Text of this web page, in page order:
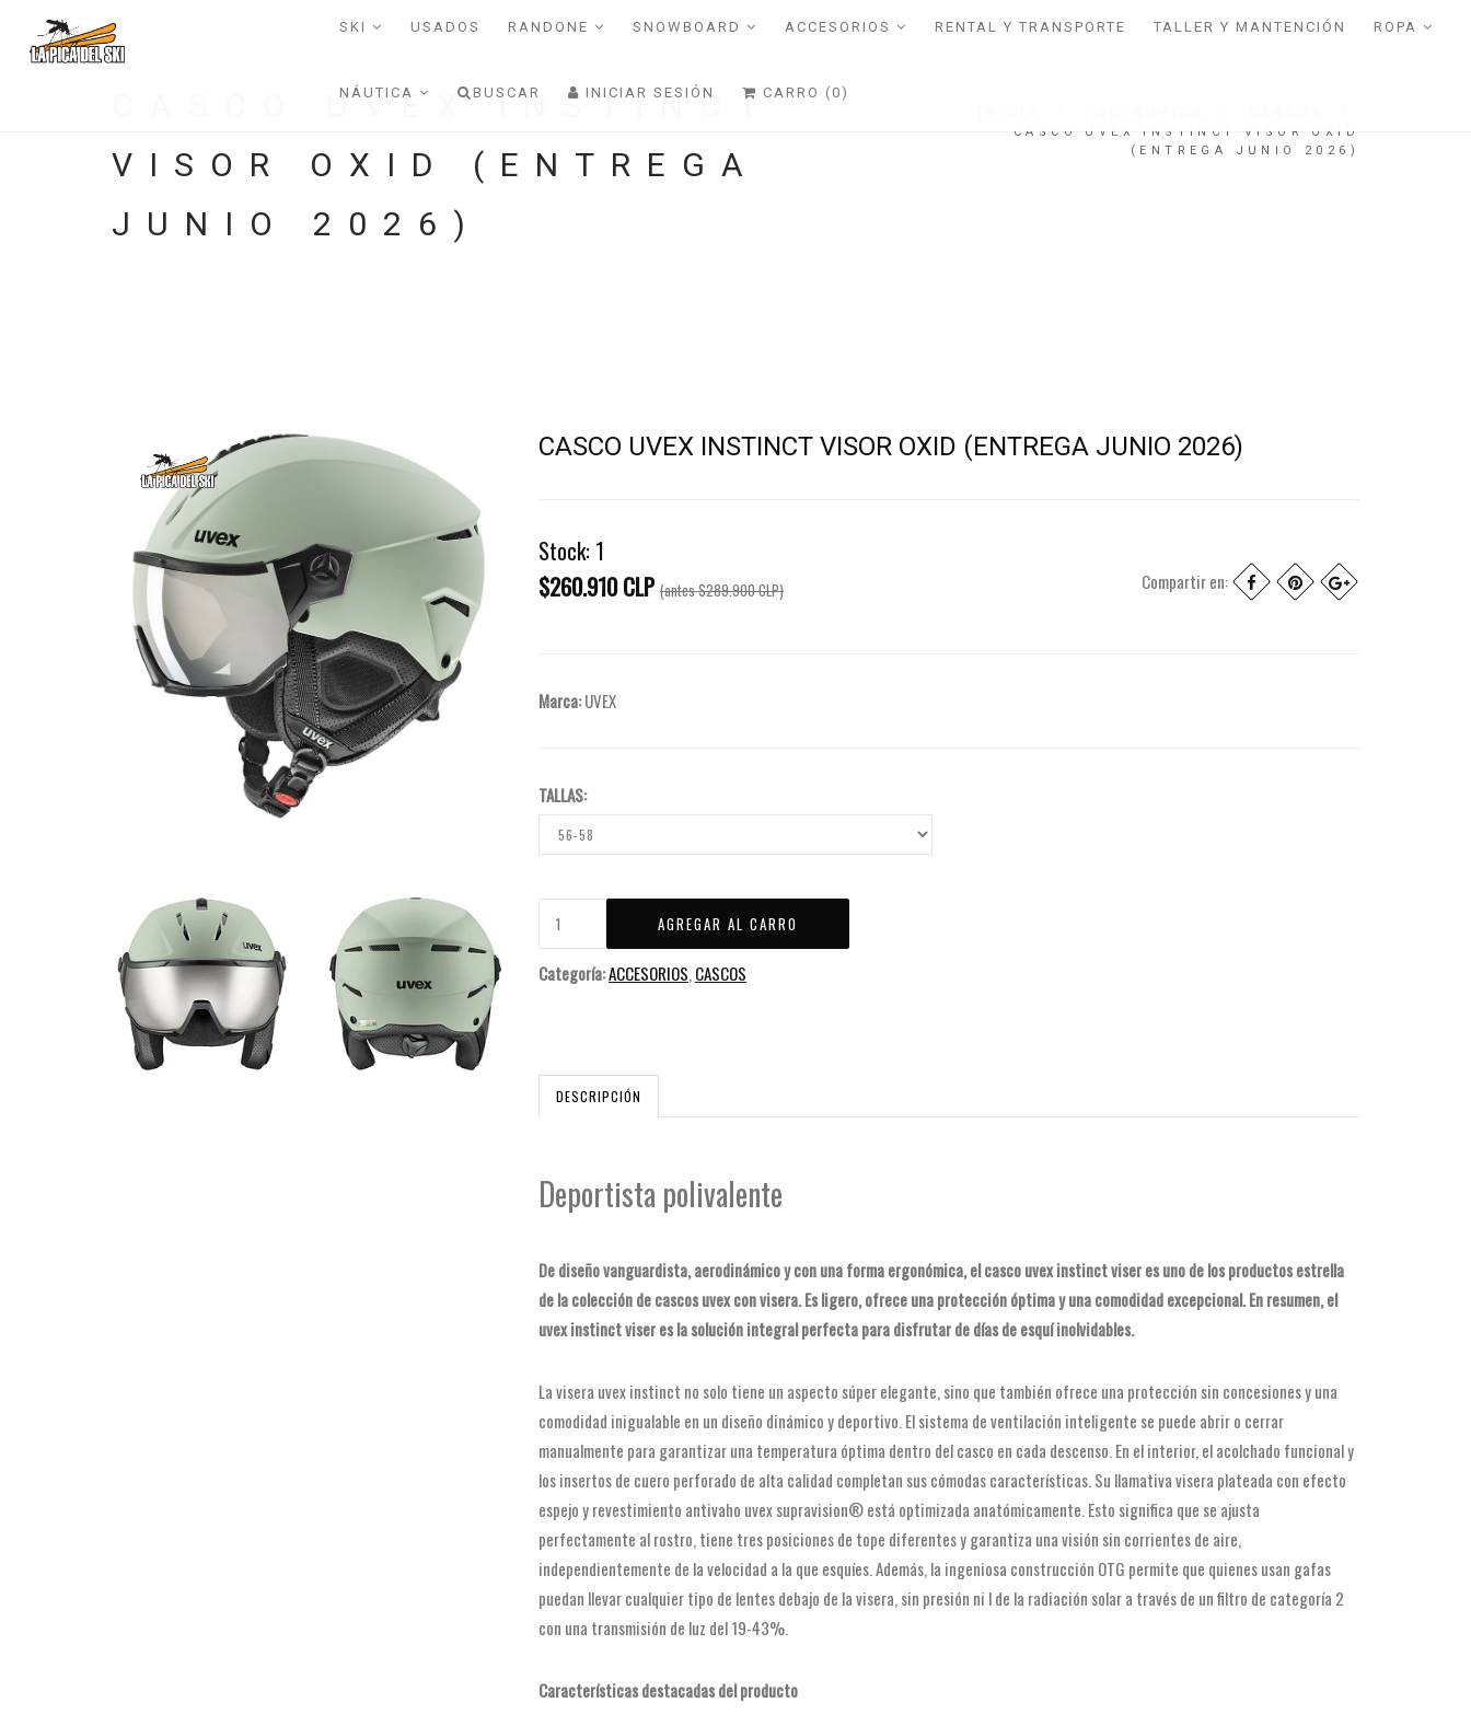
SKI USADOS RANDONE SNOWBOARD ACCESORIOS RENTAL Y TRANSPORTE TALLER Y MANTENCIÓN ROPA
NÁUTICA BUSCAR INICIAR SESIÓN CARRO (0)
CASCO UVEX INSTINCT
VISOR OXID (ENTREGA
JUNIO 2026)
CASCO UVEX INSTINCT VISOR OXID
(ENTREGA JUNIO 2026)
CASCO UVEX INSTINCT VISOR OXID (ENTREGA JUNIO 2026)
Stock: 1
$260.910 CLP (antes$289.900 CLP) Compartir en:
Marca:UVEX
TALLAS:
Categoría:ACCESORIOS, CASCOS
DESCRIPCIÓN
Deportista polivalente
De diseño vanguardista, aerodinámico y con una forma ergonómica, el casco uvex instinct viser es uno de los productos estrella
de la colección de cascos uvex con visera. Es ligero, ofrece una protección óptima y una comodidad excepcional. En resumen, el
uvex instinct viser es la solución integral perfecta para disfrutar de días de esquí inolvidables.
La visera uvex instinct no solo tiene un aspecto súper elegante, sino que también ofrece una protección sin concesiones y una
comodidad inigualable en un diseño dinámico y deportivo. El sistema de ventilación inteligente se puede abrir o cerrar
manualmente para garantizar una temperatura óptima dentro del casco en cada descenso. En el interior, el acolchado funcional y
los insertos de cuero perforado de alta calidad completan sus cómodas características. Su llamativa visera plateada con efecto
espejo y revestimiento antivaho uvex supravision® está optimizada anatómicamente. Esto significa que se ajusta
perfectamente al rostro, tiene tres posiciones de tope diferentes y garantiza una visión sin corrientes de aire,
independientemente de la velocidad a la que esquíes. Además, la ingeniosa construcción OTG permite que quienes usan gafas
puedan llevar cualquier tipo de lentes debajo de la visera, sin presión ni l de la radiación solar a través de un filtro de categoría 2
con una transmisión de luz del 19-43%.
Características destacadas del producto